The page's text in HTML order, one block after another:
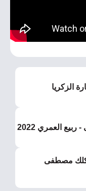
الزكريا
العمري 2022
مصطفى